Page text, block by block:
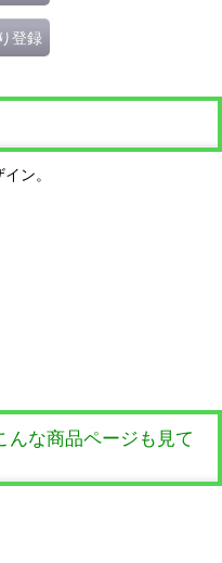
登録
ン。
んな商品ページも見て